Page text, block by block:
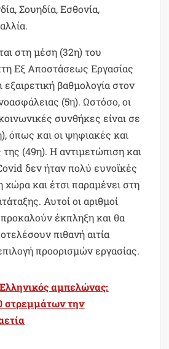
Σουηδία, Εσθονία,
στη μέση (32η) του
Εξ Αποστάσεως Εργασίας
εξαιρετική βαθμολογία στον
(5η). Ωστόσο, οι
συνθήκες είναι σε
όπως και οι ψηφιακές και
(49η). Η αντιμετώπιση και
δεν ήταν πολύ ευνοϊκές
χώρα και έτσι παραμένει στη
Αυτοί οι αριθμοί
έκπληξη και θα
πιθανή αιτία
προορισμών εργασίας.
Ελληνικός αμπελώνας:
στρεμμάτων την